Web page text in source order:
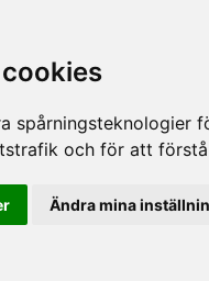
och för att
Ändra mina